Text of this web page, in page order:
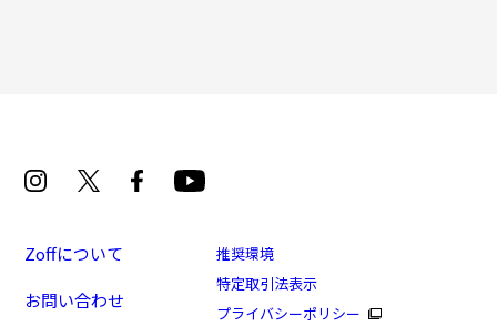
Zoffについて
お問い合わせ
推奨環境
特定取引法表示
プライバシーポリシー